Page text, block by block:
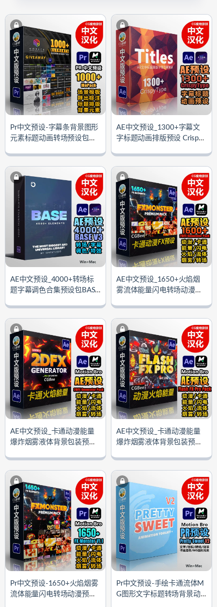
Pr中文预设-字幕条背景图形
元素标题动画转场预设包Mo
ro 4.0.4扩展)
AE中文预设_1300+字幕文
字标题动画排版预设 CrispyT
AE中文预设_4000+转场标
题字幕调色合集预设包BASE
AE中文预设_1650+火焰烟
雾流体能量闪电转场动漫预
4.0.4扩展）
AE中文预设_卡通动漫能量
爆炸烟雾液体背景包装预设
AE中文预设_卡通动漫能量
爆炸烟雾液体背景包装预设F
Pr中文预设-1650+火焰烟雾
流体能量闪电转场动漫预设F
Pr中文预设-手绘卡通流体M
G图形文字标题转场背景动